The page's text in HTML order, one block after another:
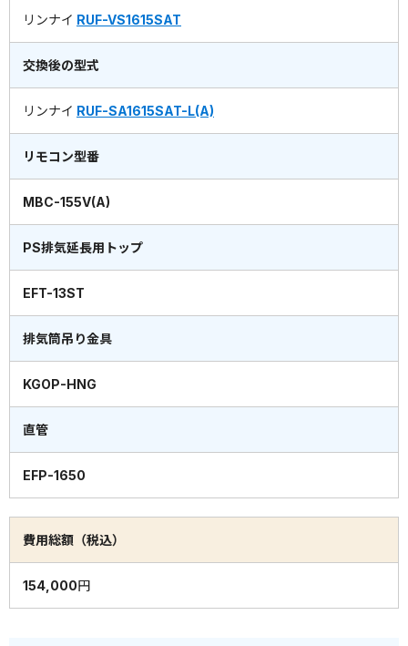
リンナイ RUF-VS1615SAT
交換後の型式
リンナイ RUF-SA1615SAT-L(A)
リモコン型番
MBC-155V(A)
PS排気延長用トップ
EFT-13ST
排気筒吊り金具
KGOP-HNG
直管
EFP-1650
費用総額（税込）
154,000円